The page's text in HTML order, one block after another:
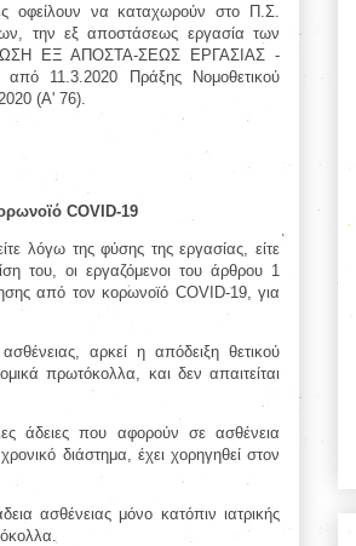
οφείλουν να καταχωρούν στο Π.Σ.
την εξ αποστάσεως εργασία των
ΕΞ ΑΠΟΣΤΑ-ΣΕΩΣ ΕΡΓΑΣΙΑΣ -
11.3.2020 Πράξης Νομοθετικού
(Α' 76).
COVID-19
λόγω της φύσης της εργασίας, είτε
του, οι εργαζόμενοι του άρθρου 1
από τον κορωνοϊό COVID-19, για
αρκεί η απόδειξη θετικού
πρωτόκολλα, και δεν απαιτείται
άδειες που αφορούν σε ασθένεια
διάστημα, έχει χορηγηθεί στον
ασθένειας μόνο κατόπιν ιατρικής